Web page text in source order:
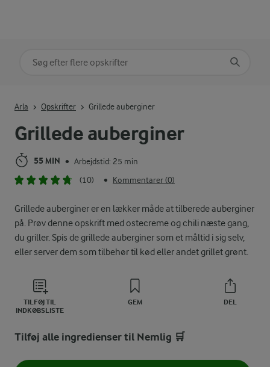
Grillede auberginer
55 MIN • Arbejdstid: 25 min
(10)
• Kommentarer (0)
Grillede auberginer er en lækker måde at tilberede auberginer
på. Prøv denne opskrift med ostecreme og chili næste gang,
du griller. Spis de grillede auberginer som et måltid i sig selv,
eller server dem som tilbehør til kød eller andet grillet grønt.
TILFØJ TIL
INDKØBSLISTE
GEM DEL
Arla Opskrifter Grillede auberginer
Tilføj alle ingredienser til Nemlig 🛒
Søg på kategori